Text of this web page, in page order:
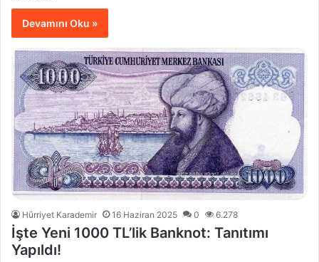
Devamını Oku »
Hürriyet Karademir 16 Haziran 2025 0 6.278
İşte Yeni 1000 TL’lik Banknot: Tanıtımı
Yapıldı!